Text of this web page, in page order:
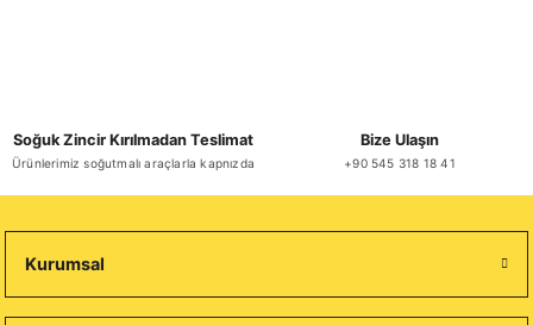
Soğuk Zincir Kırılmadan Teslimat
Ürünlerimiz soğutmalı araçlarla kapnızda
Bize Ulaşın
+90 545 318 18 41
Kurumsal